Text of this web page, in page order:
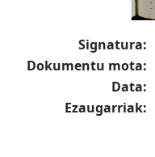
Signatura:
Dokumentu mota:
Data:
Ezaugarriak: